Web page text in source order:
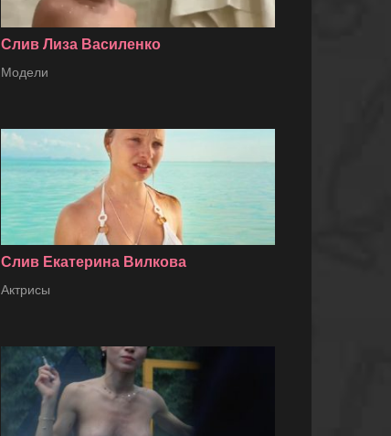
Слив Лиза Василенко
Модели
Слив Екатерина Вилкова
Актрисы